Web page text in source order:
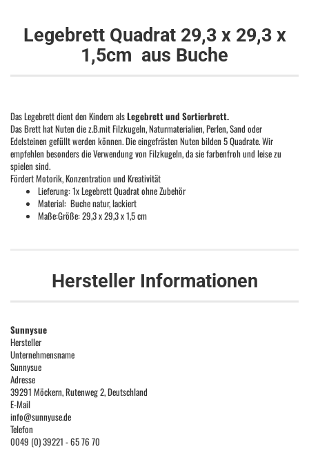
Legebrett Quadrat 29,3 x 29,3 x
1,5cm aus Buche
Das Legebrett dient den Kindern alsLegebrett und Sortierbrett.
Das Brett hat Nuten die z.B.mit Filzkugeln, Naturmaterialien, Perlen, Sand oder
Edelsteinen gefüllt werden können. Die eingefrästen Nuten bilden 5 Quadrate. Wir
empfehlen besonders die Verwendung von Filzkugeln, da sie farbenfroh und leise zu
spielen sind.
Fördert Motorik, Konzentration und Kreativität
Lieferung: 1x Legebrett Quadrat ohne Zubehör
Material: Buche natur, lackiert
Maße:Größe: 29,3 x 29,3 x 1,5 cm
Hersteller Informationen
Sunnysue
Hersteller
Unternehmensname
Sunnysue
Adresse
39291 Möckern, Rutenweg 2, Deutschland
E-Mail
info@sunnyuse.de
Telefon
0049 (0) 39221 - 65 76 70